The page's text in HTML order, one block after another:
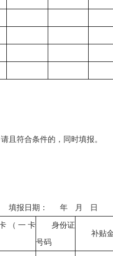
且符合条件的，同时填报。
期： 年 月 日
（一卡
身份证
号码
补贴